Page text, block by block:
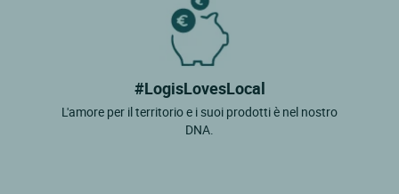
#LogisLovesLocal
L'amore per il territorio e i suoi prodotti è nel nostro
DNA.